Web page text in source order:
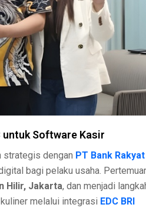
untuk Software Kasir
strategis dengan PT Bank Rakyat
bagi pelaku usaha.
Hilir, Jakarta, dan menjadi
melalui integrasi EDC BRI